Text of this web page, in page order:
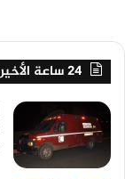
24 ساعة الأخيرة